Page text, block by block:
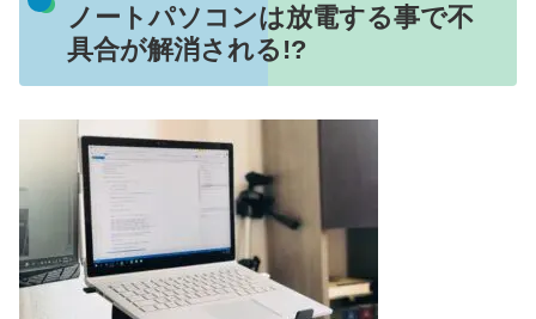
ノートパソコンは放電する事で不
具合が解消される!?